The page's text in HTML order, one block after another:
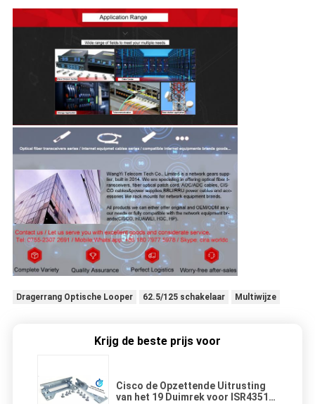
Dragerrang Optische Looper 62.5/125 schakelaar Multiwijze
Krijg de beste prijs voor
Cisco de Opzettende Uitrusting
van het 19 Duimrek voor ISR4351-